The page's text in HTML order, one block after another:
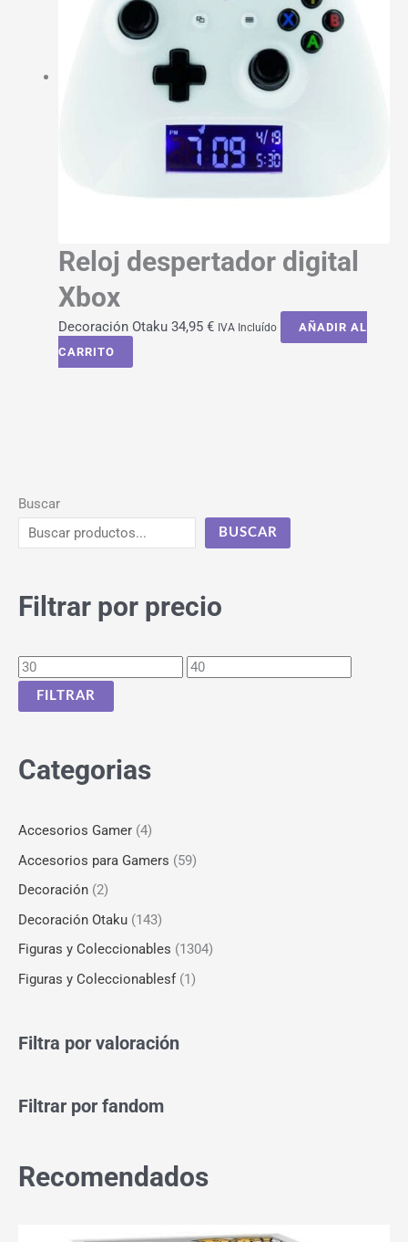
Buscar
BUSCAR
Filtrar por precio
FILTRAR
Categorias
Accesorios Gamer (4)
Accesorios para Gamers (59)
Decoración (2)
Decoración Otaku (143)
Figuras y Coleccionables (1304)
Figuras y Coleccionablesf (1)
Filtra por valoración
Filtrar por fandom
Recomendados
Reloj despertador digital
Xbox
Decoración Otaku 34,95 € IVA Incluído
AÑADIR AL
CARRITO